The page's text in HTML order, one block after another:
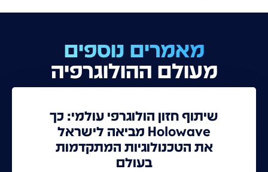
מאמרים נוספים
מעולם ההולוגרפיה
שיתוף חזון הולוגרפי עולמי: כך
Holowave מביאה לישראל
את הטכנולוגיות המתקדמות
בעולם